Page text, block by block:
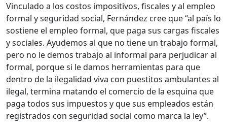
Vinculado a los costos impositivos, fiscales y al empleo
formal y seguridad social, Fernández cree que “al país lo
sostiene el empleo formal, que paga sus cargas fiscales
y sociales. Ayudemos al que no tiene un trabajo formal,
pero no le demos trabajo al informal para perjudicar al
formal, porque si le damos herramientas para que
dentro de la ilegalidad viva con puestitos ambulantes al
ilegal, termina matando el comercio de la esquina que
paga todos sus impuestos y que sus empleados están
registrados con seguridad social como marca la ley”.